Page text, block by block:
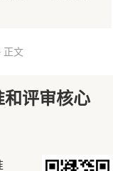
正文
评审核心